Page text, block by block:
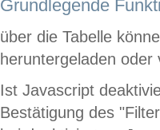
Grundlegende
über die Tabelle
heruntergeladen oder
Ist Javascript
Bestätigung des